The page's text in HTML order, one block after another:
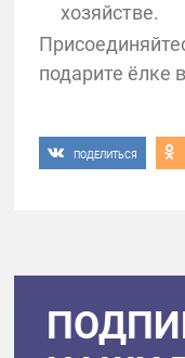
хозяйстве.
подарите ёлке
ПОДЕЛИТЬСЯ